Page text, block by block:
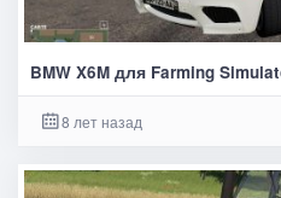
BMW X6M для Farming
8 лет назад